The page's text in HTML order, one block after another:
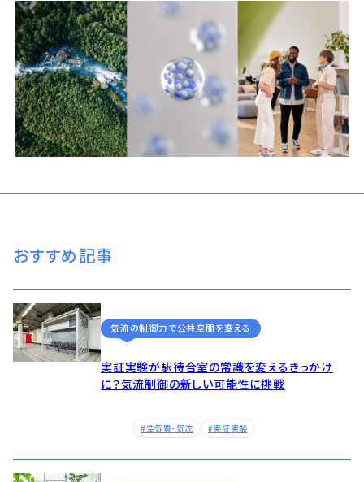
おすすめ記事
気流の制御力で公共空間を変える
実証実験が駅待合室の常識を変えるきっかけ
に？気流制御の新しい可能性に挑戦
空気質・気流 実証実験